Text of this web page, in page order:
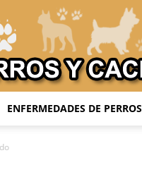
ENFERMEDADES DE PERROS